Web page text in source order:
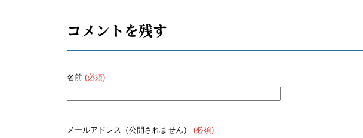
コメントを残す
名前 (必須)
メールアドレス（公開されません） (必須)